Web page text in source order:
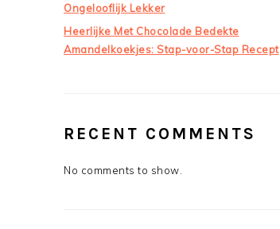
Ongelooflijk Lekker
Heerlijke Met Chocolade Bedekte
Amandelkoekjes: Stap-voor-Stap Recept
RECENT COMMENTS
No comments to show.